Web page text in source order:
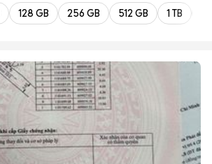
128 GB 256 GB 512 GB 1 TB